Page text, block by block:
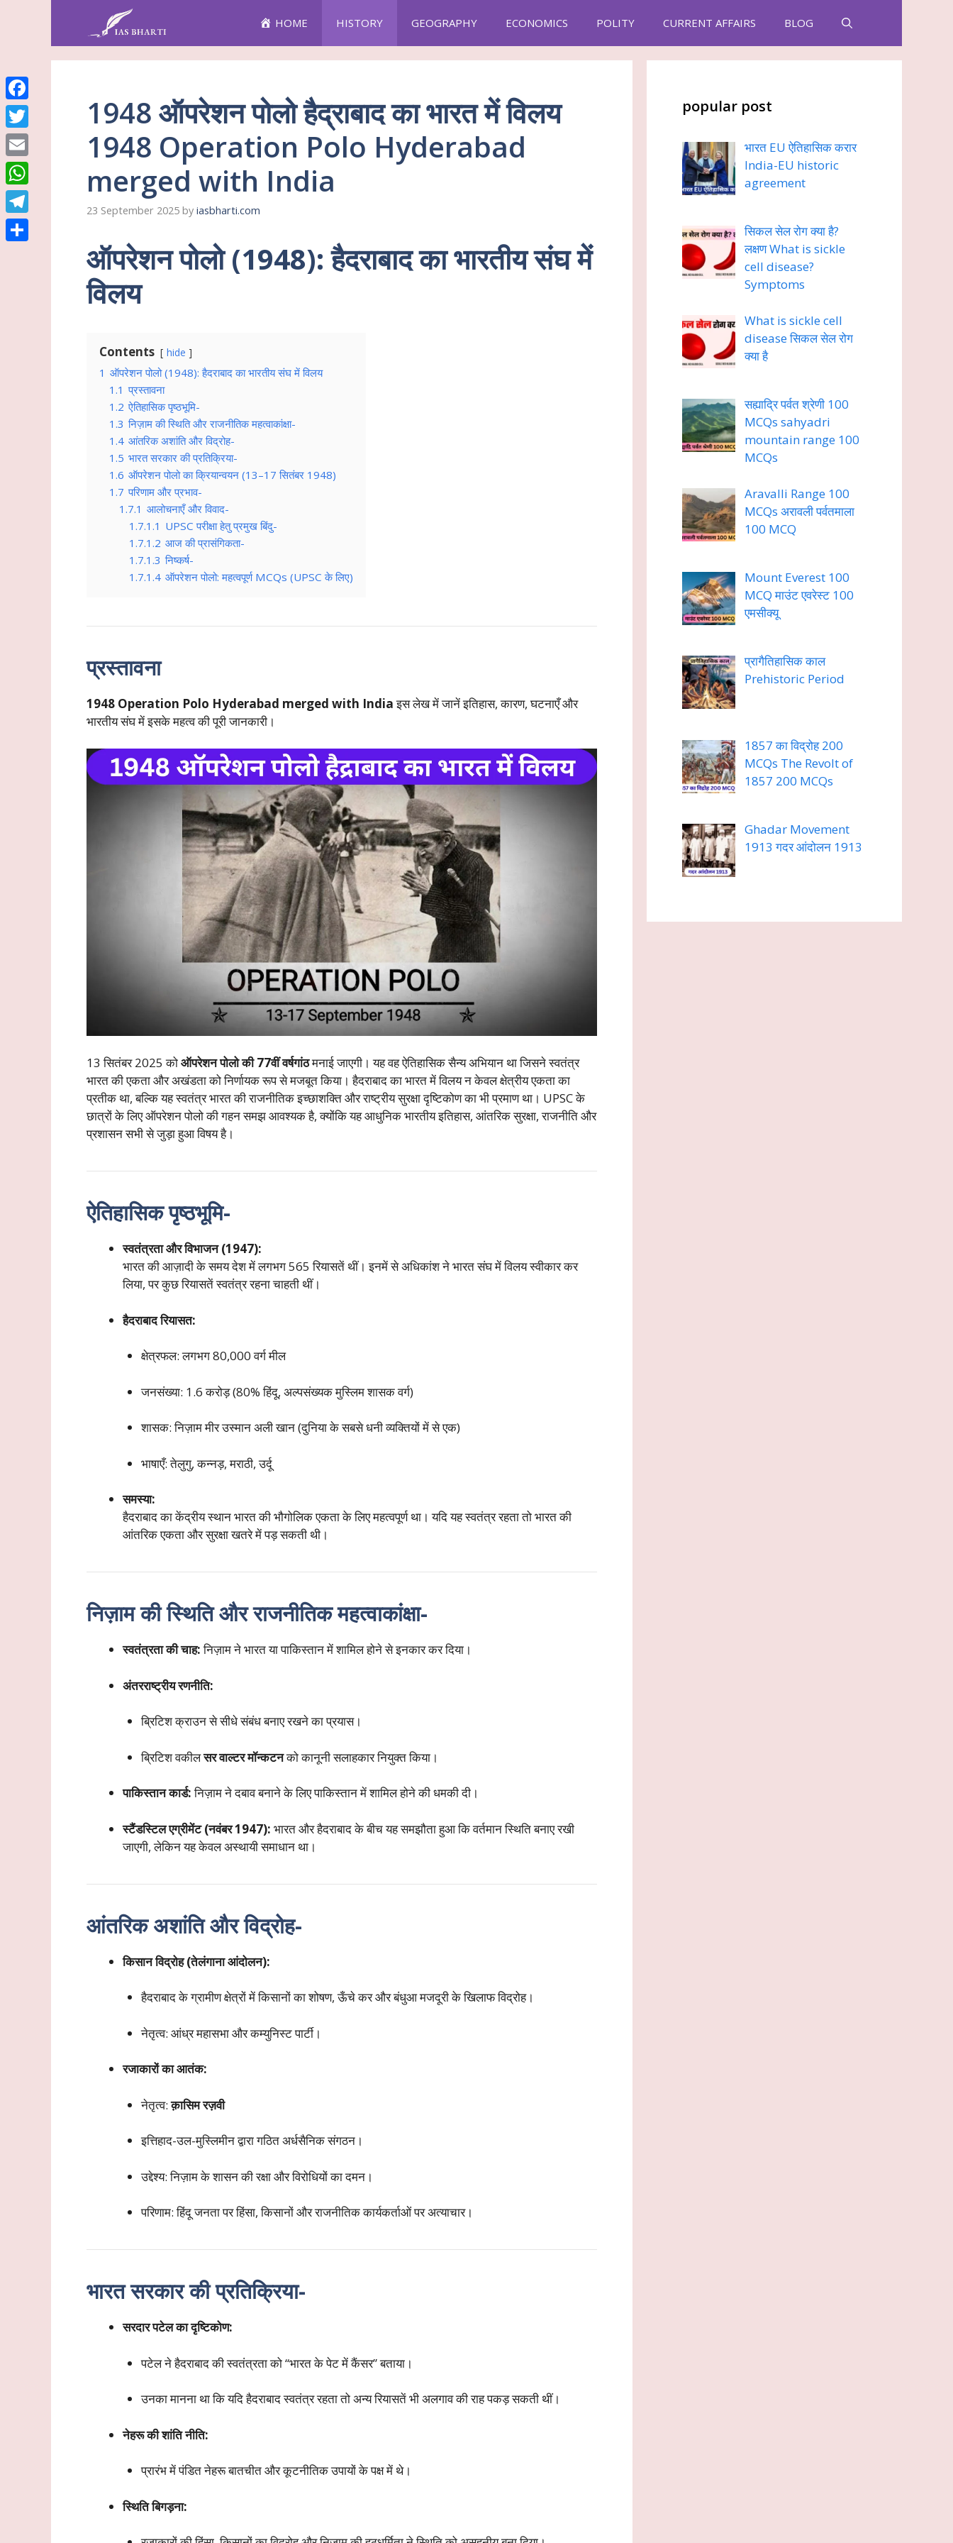
HOME HISTORY GEOGRAPHY ECONOMICS POLITY CURRENT AFFAIRS BLOG
1948 ऑपरेशन पोलो हैद्राबाद का भारत में विलय
1948 Operation Polo Hyderabad
merged with India
23 September 2025 by iasbharti.com
ऑपरेशन पोलो (1948): हैदराबाद का भारतीय संघ में
विलय
Contents hide
1 ऑपरेशन पोलो (1948): हैदराबाद का भारतीय संघ में विलय
1.1 प्रस्तावना
1.2 ऐतिहासिक पृष्ठभूमि-
1.3 निज़ाम की स्थिति और राजनीतिक महत्वाकांक्षा-
1.4 आंतरिक अशांति और विद्रोह-
1.5 भारत सरकार की प्रतिक्रिया-
1.6 ऑपरेशन पोलो का क्रियान्वयन (13–17 सितंबर 1948)
1.7 परिणाम और प्रभाव-
1.7.1 आलोचनाएँ और विवाद-
1.7.1.1 UPSC परीक्षा हेतु प्रमुख बिंदु-
1.7.1.2 आज की प्रासंगिकता-
1.7.1.3 निष्कर्ष-
1.7.1.4 ऑपरेशन पोलो: महत्वपूर्ण MCQs (UPSC के लिए)
प्रस्तावना
1948 Operation Polo Hyderabad merged with Indiaइस लेख में जानें इतिहास, कारण, घटनाएँ और
भारतीय संघ में इसके महत्व की पूरी जानकारी।
13 सितंबर 2025 कोऑपरेशन पोलो की 77वीं वर्षगांठमनाई जाएगी। यह वह ऐतिहासिक सैन्य अभियान था जिसने स्वतंत्र
भारत की एकता और अखंडता को निर्णायक रूप से मजबूत किया। हैदराबाद का भारत में विलय न केवल क्षेत्रीय एकता का
प्रतीक था, बल्कि यह स्वतंत्र भारत की राजनीतिक इच्छाशक्ति और राष्ट्रीय सुरक्षा दृष्टिकोण का भी प्रमाण था। UPSC के
छात्रों के लिए ऑपरेशन पोलो की गहन समझ आवश्यक है, क्योंकि यह आधुनिक भारतीय इतिहास, आंतरिक सुरक्षा, राजनीति और
प्रशासन सभी से जुड़ा हुआ विषय है।
ऐतिहासिक पृष्ठभूमि-
स्वतंत्रता और विभाजन (1947):
भारत की आज़ादी के समय देश में लगभग 565 रियासतें थीं। इनमें से अधिकांश ने भारत संघ में विलय स्वीकार कर
लिया, पर कुछ रियासतें स्वतंत्र रहना चाहती थीं।
हैदराबाद रियासत:
क्षेत्रफल: लगभग 80,000 वर्ग मील
जनसंख्या: 1.6 करोड़ (80% हिंदू, अल्पसंख्यक मुस्लिम शासक वर्ग)
शासक: निज़ाम मीर उस्मान अली खान (दुनिया के सबसे धनी व्यक्तियों में से एक)
भाषाएँ: तेलुगु, कन्नड़, मराठी, उर्दू
समस्या:
हैदराबाद का केंद्रीय स्थान भारत की भौगोलिक एकता के लिए महत्वपूर्ण था। यदि यह स्वतंत्र रहता तो भारत की
आंतरिक एकता और सुरक्षा खतरे में पड़ सकती थी।
निज़ाम की स्थिति और राजनीतिक महत्वाकांक्षा-
स्वतंत्रता की चाह:निज़ाम ने भारत या पाकिस्तान में शामिल होने से इनकार कर दिया।
अंतरराष्ट्रीय रणनीति:
ब्रिटिश क्राउन से सीधे संबंध बनाए रखने का प्रयास।
ब्रिटिश वकीलसर वाल्टर मॉन्कटनको कानूनी सलाहकार नियुक्त किया।
पाकिस्तान कार्ड:निज़ाम ने दबाव बनाने के लिए पाकिस्तान में शामिल होने की धमकी दी।
स्टैंडस्टिल एग्रीमेंट (नवंबर 1947): भारत और हैदराबाद के बीच यह समझौता हुआ कि वर्तमान स्थिति बनाए रखी
जाएगी, लेकिन यह केवल अस्थायी समाधान था।
आंतरिक अशांति और विद्रोह-
किसान विद्रोह (तेलंगाना आंदोलन):
हैदराबाद के ग्रामीण क्षेत्रों में किसानों का शोषण, ऊँचे कर और बंधुआ मजदूरी के खिलाफ विद्रोह।
नेतृत्व: आंध्र महासभा और कम्युनिस्ट पार्टी।
रजाकारों का आतंक:
नेतृत्व:क़ासिम रज़वी
इत्तिहाद-उल-मुस्लिमीन द्वारा गठित अर्धसैनिक संगठन।
उद्देश्य: निज़ाम के शासन की रक्षा और विरोधियों का दमन।
परिणाम: हिंदू जनता पर हिंसा, किसानों और राजनीतिक कार्यकर्ताओं पर अत्याचार।
भारत सरकार की प्रतिक्रिया-
सरदार पटेल का दृष्टिकोण:
पटेल ने हैदराबाद की स्वतंत्रता को “भारत के पेट में कैंसर” बताया।
उनका मानना था कि यदि हैदराबाद स्वतंत्र रहता तो अन्य रियासतें भी अलगाव की राह पकड़ सकती थीं।
नेहरू की शांति नीति:
प्रारंभ में पंडित नेहरू बातचीत और कूटनीतिक उपायों के पक्ष में थे।
स्थिति बिगड़ना:
popular post
भारत EU ऐतिहासिक करार
India-EU historic
agreement
सिकल सेल रोग क्या है?
लक्षण What is sickle
cell disease?
Symptoms
What is sickle cell
disease सिकल सेल रोग
क्या है
सह्याद्रि पर्वत श्रेणी 100
MCQs sahyadri
mountain range 100
MCQs
Aravalli Range 100
MCQs अरावली पर्वतमाला
100 MCQ
Mount Everest 100
MCQ माउंट एवरेस्ट 100
एमसीक्यू
प्रागैतिहासिक काल
Prehistoric Period
1857 का विद्रोह 200
MCQs The Revolt of
1857 200 MCQs
Ghadar Movement
1913 गदर आंदोलन 1913
Facebook
Twitter
Email
WhatsApp
Telegram